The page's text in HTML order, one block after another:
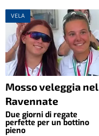
VELA
Mosso veleggia nel
Ravennate
Due giorni di regate
perfette per un bottino
pieno